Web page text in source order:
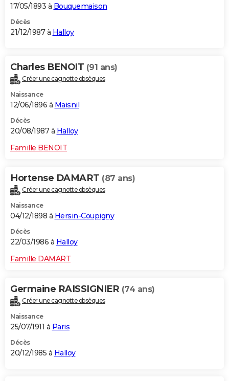
17/05/1893 à Bouquemaison
Décès
21/12/1987 à Halloy
Charles BENOIT (91 ans)
Créer une cagnotte obsèques
Naissance
12/06/1896 à Maisnil
Décès
20/08/1987 à Halloy
Famille BENOIT
Hortense DAMART (87 ans)
Créer une cagnotte obsèques
Naissance
04/12/1898 à Hersin-Coupigny
Décès
22/03/1986 à Halloy
Famille DAMART
Germaine RAISSIGNIER (74 ans)
Créer une cagnotte obsèques
Naissance
25/07/1911 à Paris
Décès
20/12/1985 à Halloy